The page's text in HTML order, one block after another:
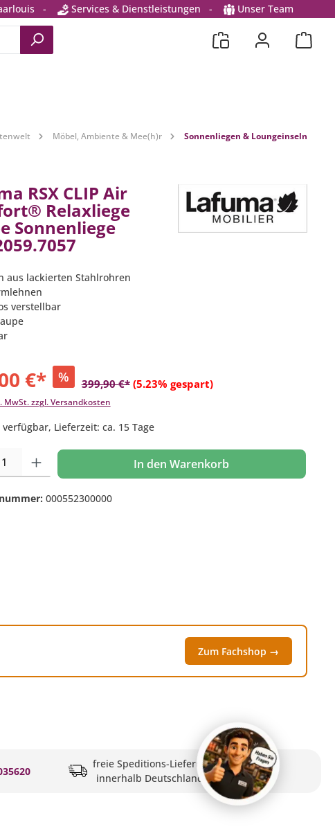
- Services & Dienstleistungen - Unser Team
Möbel, Ambiente & Mee(h)r Sonnenliegen & Loungeinseln
RSX CLIP Air
Relaxliege
Sonnenliege
aus lackierten Stahlrohren
verstellbar
€* % 399,90 €* (5.23% gespart)
MwSt. zzgl. Versandkosten
verfügbar, Lieferzeit: ca. 15 Tage
Gib den gewünschten Wert ein oder benutze die Schaltflächen um die
In den Warenkorb
000552300000
Zum Fachshop →
freie Speditions-Lieferung
innerhalb Deutschlands